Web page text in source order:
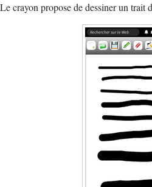
Le crayon propose de dessiner un trait